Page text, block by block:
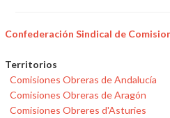
Confederación Sindical de
Territorios
Comisiones Obreras de Andalucía
Comisiones Obreras de Aragón
Comisiones Obreres d'Asturies